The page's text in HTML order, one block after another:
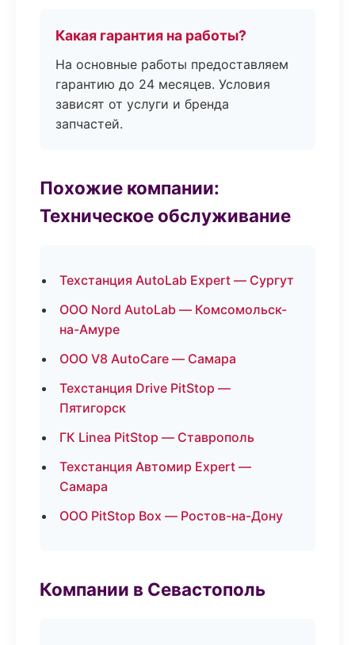
Какая гарантия на работы?
На основные работы предоставляем
гарантию до 24 месяцев. Условия
зависят от услуги и бренда
запчастей.
Похожие компании:
Техническое обслуживание
Техстанция AutoLab Expert — Сургут
ООО Nord AutoLab — Комсомольск-
на-Амуре
ООО V8 AutoCare — Самара
Техстанция Drive PitStop —
Пятигорск
ГК Linea PitStop — Ставрополь
Техстанция Автомир Expert —
Самара
ООО PitStop Box — Ростов-на-Дону
Компании в Севастополь